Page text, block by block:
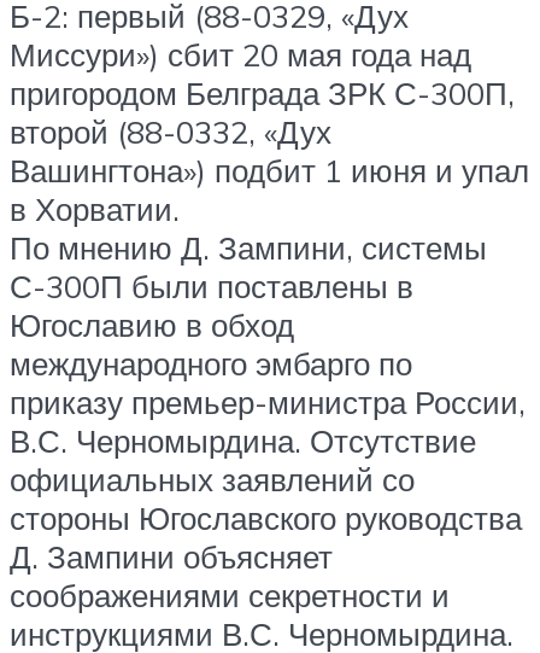
Б-2: первый (88-0329, «Дух
Миссури») сбит 20 мая года над
пригородом Белграда ЗРК С-300П,
второй (88-0332, «Дух
Вашингтона») подбит 1 июня и упал
в Хорватии.
По мнению Д. Зампини, системы
С-300П были поставлены в
Югославию в обход
международного эмбарго по
приказу премьер-министра России,
В.С. Черномырдина. Отсутствие
официальных заявлений со
стороны Югославского руководства
Д. Зампини объясняет
соображениями секретности и
инструкциями В.С. Черномырдина.